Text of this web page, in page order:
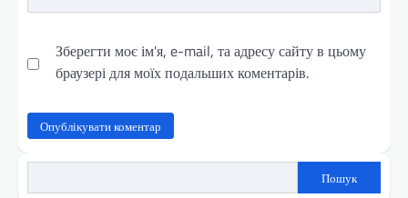
Зберегти моє ім'я, e-mail, та адресу сайту в цьому
браузері для моїх подальших коментарів.
Пошук